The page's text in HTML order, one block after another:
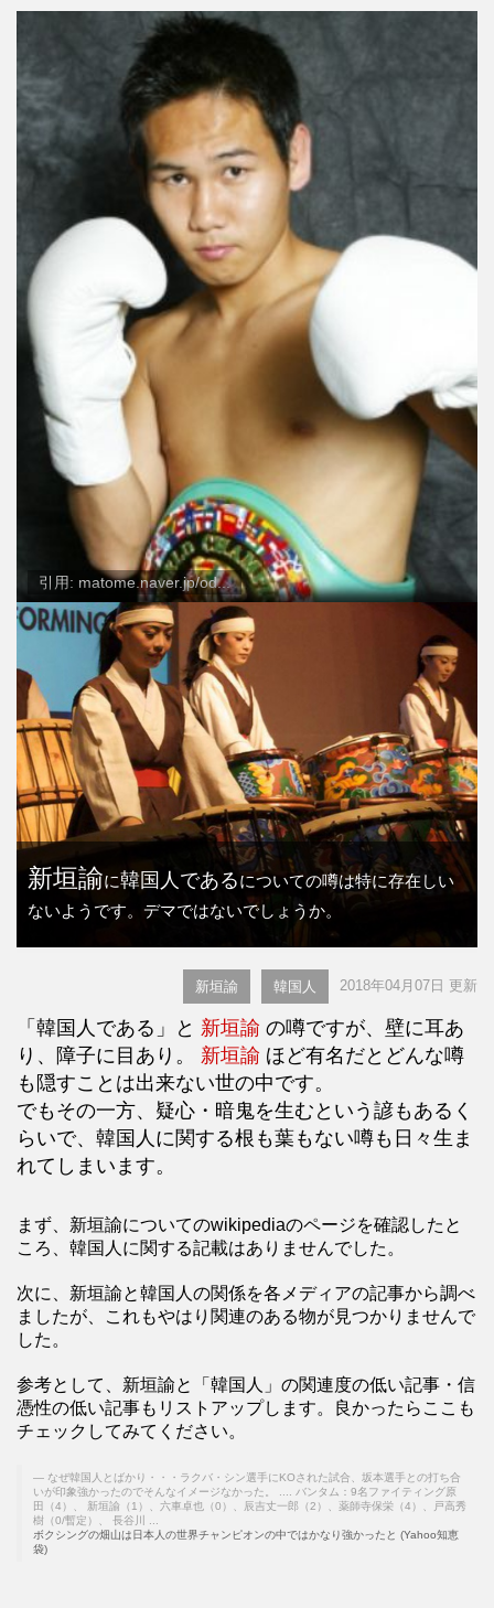
引用: matome.naver.jp/od...
新垣諭に韓国人であるについての噂は特に存在しい
ないようです。デマではないでしょうか。
新垣諭 韓国人 2018年04月07日 更新
「韓国人である」と 新垣諭 の噂ですが、壁に耳あ
り、障子に目あり。 新垣諭 ほど有名だとどんな噂
も隠すことは出来ない世の中です。
でもその一方、疑心・暗鬼を生むという諺もあるく
らいで、韓国人に関する根も葉もない噂も日々生ま
れてしまいます。
まず、新垣諭についてのwikipediaのページを確認したと
ころ、韓国人に関する記載はありませんでした。
次に、新垣諭と韓国人の関係を各メディアの記事から調べ
ましたが、これもやはり関連のある物が見つかりませんで
した。
参考として、新垣諭と「韓国人」の関連度の低い記事・信
憑性の低い記事もリストアップします。良かったらここも
チェックしてみてください。
なぜ韓国人とばかり・・・ラクバ・シン選手にKOされた試合、坂本選手との打ち合
いが印象強かったのでそんなイメージなかった。 .... バンタム：9名ファイティング原
田（4）、 新垣諭（1）、六車卓也（0）、辰吉丈一郎（2）、薬師寺保栄（4）、戸高秀
樹（0/暫定）、 長谷川 ...
ボクシングの畑山は日本人の世界チャンピオンの中ではかなり強かったと (Yahoo知恵
袋)